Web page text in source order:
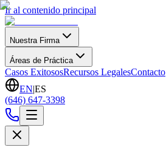
Ir al contenido principal
Nuestra Firma
Áreas de Práctica
Casos ExitososRecursos LegalesContacto
EN|ES
(646) 647-3398